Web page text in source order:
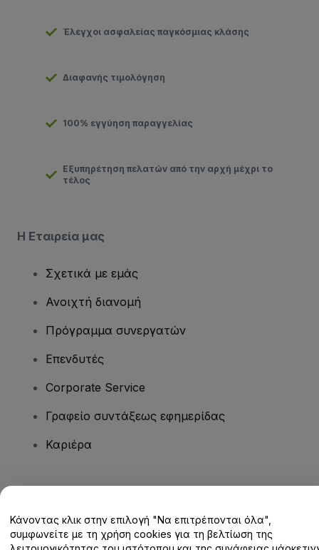
Έλεγχοι ασφαλείας παγκόσμιας κλάσης
Διαφανής τιμολόγηση
100% εγγύηση παραγγελίας
Εξυπηρέτηση πελατών από την αρχή μέχρι το
τέλος
Η Εταιρεία μας
Σχετικά με εμάς
Ανοιχτή διανομή
Πρόγραμμα συνεργατών
Επενδυτές
Corporate Service
Γραφείο συντάξεως εφημερίδας
Καριέρα
Κέντρο βοήθειας / Επικοινωνήστε μαζί μας
Κάνοντας κλικ στην επιλογή "Να επιτρέπονται όλα",
συμφωνείτε με τη χρήση cookies για τη βελτίωση της